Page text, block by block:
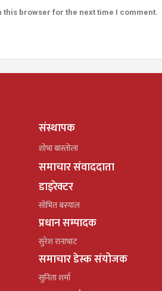
this browser for the next time I comment.
संस्थापक
शोभा बास्तोला
समाचार संवाददाता
डाइरेक्टर
सोभित बस्याल
प्रधान सम्पादक
सुरेश रानाभाट
समाचार डेस्क संयोजक
सुनिता शर्मा